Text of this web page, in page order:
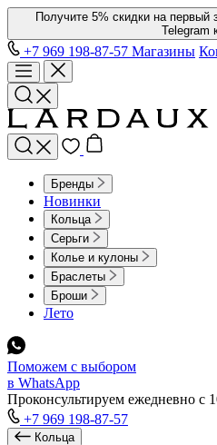
Получите 5% скидки на первый
Telegram
+7 969 198-87-57 Магазины
Бренды
Новинки
Кольца
Серьги
Колье и кулоны
Браслеты
Броши
Лето
Поможем с выбором
в WhatsApp
Проконсультируем ежедневно с
+7 969 198-87-57
Кольца